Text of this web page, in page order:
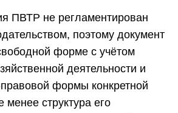
ПВТР не регламентирован
поэтому документ
форме с учётом
деятельности и
формы конкретной
менее структура его